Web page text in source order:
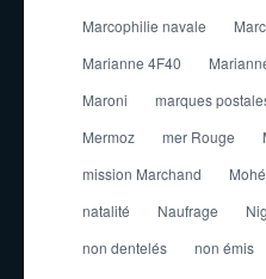
Marcophilie navale
Marianne 4F40
Maroni
marques
Mermoz
mer Rouge
mission Marchand
natalité
Naufrage
non dentelés
non émis